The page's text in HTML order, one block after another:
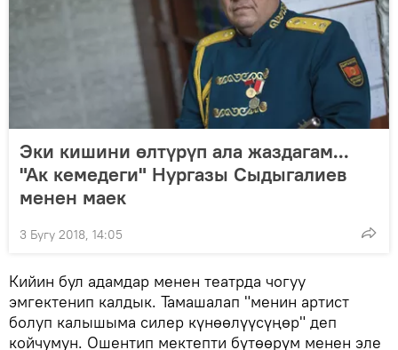
Эки кишини өлтүрүп ала жаздагам...
"Ак кемедеги" Нургазы Сыдыгалиев
менен маек
3 Бугу 2018, 14:05
Кийин бул адамдар менен театрда чогуу
эмгектенип калдык. Тамашалап "менин артист
болуп калышыма силер күнөөлүүсүңөр" деп
койчумун. Ошентип мектепти бүтөөрүм менен эле